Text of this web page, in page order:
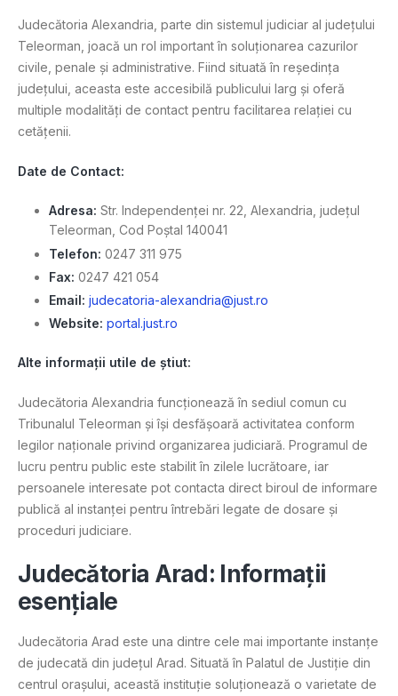
Judecătoria Alexandria, parte din sistemul judiciar al județului
Teleorman, joacă un rol important în soluționarea cazurilor
civile, penale și administrative. Fiind situată în reședința
județului, aceasta este accesibilă publicului larg și oferă
multiple modalități de contact pentru facilitarea relației cu
cetățenii.
Date de Contact:
Adresa: Str. Independenței nr. 22, Alexandria, județul
Teleorman, Cod Poștal 140041
Telefon: 0247 311 975
Fax: 0247 421 054
Email: judecatoria-alexandria@just.ro
Website: portal.just.ro
Alte informații utile de știut:
Judecătoria Alexandria funcționează în sediul comun cu
Tribunalul Teleorman și își desfășoară activitatea conform
legilor naționale privind organizarea judiciară. Programul de
lucru pentru public este stabilit în zilele lucrătoare, iar
persoanele interesate pot contacta direct biroul de informare
publică al instanței pentru întrebări legate de dosare și
proceduri judiciare.
Judecătoria Arad: Informații
esențiale
Judecătoria Arad este una dintre cele mai importante instanțe
de judecată din județul Arad. Situată în Palatul de Justiție din
centrul orașului, această instituție soluționează o varietate de